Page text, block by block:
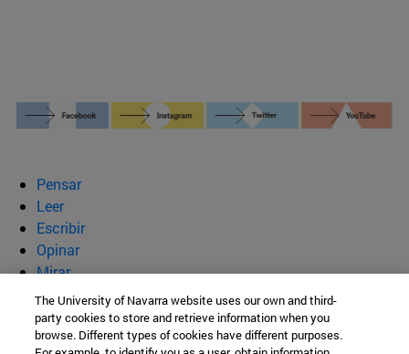
Pensar
Leer
Escribir
Opinar
Mirar
Quiénes somos
BeBrave
The University of Navarra website uses our own and third-
party cookies to store and retrieve information when you
browse. Different types of cookies have different purposes.